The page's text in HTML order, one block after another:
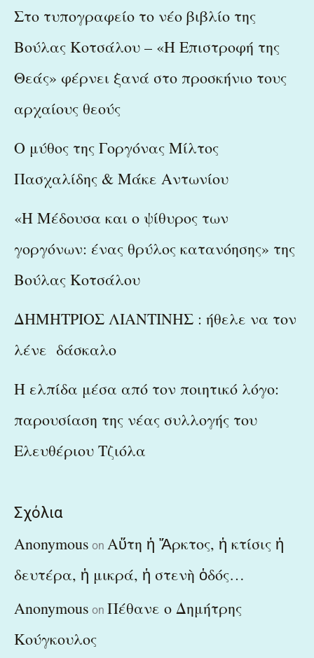
Στο τυπογραφείο το νέο βιβλίο της
Βούλας Κοτσάλου – «Η Επιστροφή της
Θεάς» φέρνει ξανά στο προσκήνιο τους
αρχαίους θεούς
Ο μύθος της Γοργόνας Μίλτος
Πασχαλίδης & Μάκε Αντωνίου
«Η Μέδουσα και ο ψίθυρος των
γοργόνων: ένας θρύλος κατανόησης» της
Βούλας Κοτσάλου
ΔΗΜΗΤΡΙΟΣ ΛΙΑΝΤΙΝΗΣ : ήθελε να τον
λένε δάσκαλο
Η ελπίδα μέσα από τον ποιητικό λόγο:
παρουσίαση της νέας συλλογής του
Ελευθέριου Τζιόλα
Σχόλια
Anonymous on Αὕτη ἡ Ἄρκτος, ἡ κτίσις ἡ
δευτέρα, ἡ μικρά, ἡ στενὴ ὁδός…
Anonymous on Πέθανε ο Δημήτρης
Κούγκουλος